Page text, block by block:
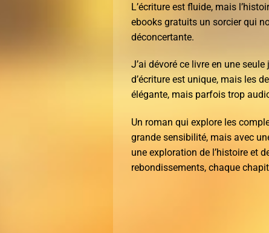
L’écriture est fluide, mais
ebooks gratuits un sorcier qui
déconcertante.
J’ai dévoré ce livre en une
d’écriture est unique, mais les
élégante, mais parfois trop
Un roman qui explore les
grande sensibilité, mais avec
une exploration de l’histoire et
rebondissements, chaque